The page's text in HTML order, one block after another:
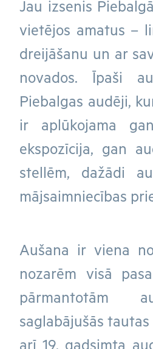
Jau izsenis
vietējos amatus –
dreijāšanu un ar
novados. Īpaši
Piebalgas audēji,
ir aplūkojama
ekspozīcija, gan
stellēm, dažādi
mājsaimniecības
Aušana ir viena
nozarēm visā
pārmantotām
saglabājušās